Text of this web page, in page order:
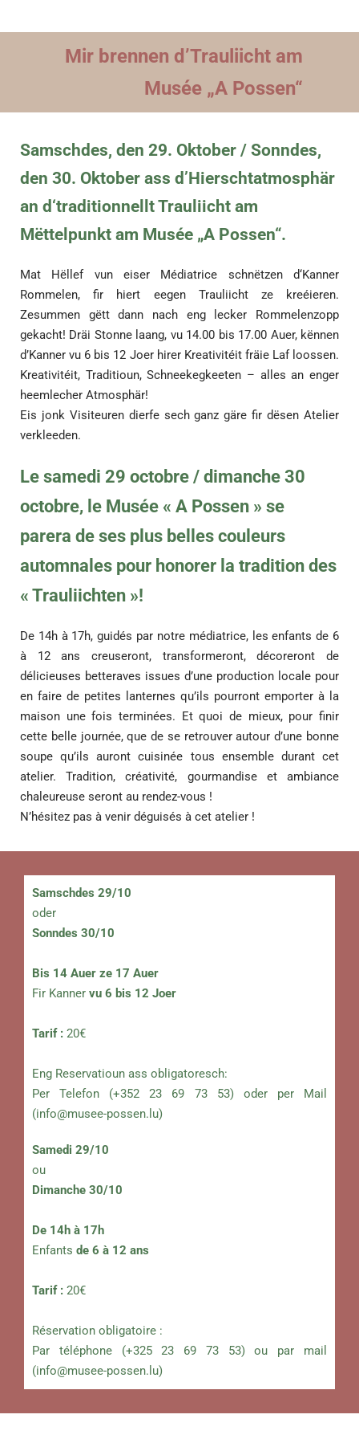
Mir brennen d’Trauliicht am
Musée „A Possen“
Samschdes, den 29. Oktober / Sonndes,
den 30. Oktober ass d’Hierschtatmosphär
an d‘traditionnellt Trauliicht am
Mëttelpunkt am Musée „A Possen“.
Mat Hëllef vun eiser Médiatrice schnëtzen d‘Kanner
Rommelen, fir hiert eegen Trauliicht ze kreéieren.
Zesummen gëtt dann nach eng lecker Rommelenzopp
gekacht! Dräi Stonne laang, vu 14.00 bis 17.00 Auer, kënnen
d’Kanner vu 6 bis 12 Joer hirer Kreativitéit fräie Laf loossen.
Kreativitéit, Traditioun, Schneekegkeeten – alles an enger
heemlecher Atmosphär!
Eis jonk Visiteuren dierfe sech ganz gäre fir dësen Atelier
verkleeden.
Le samedi 29 octobre / dimanche 30
octobre, le Musée « A Possen » se
parera de ses plus belles couleurs
automnales pour honorer la tradition des
« Trauliichten »!
De 14h à 17h, guidés par notre médiatrice, les enfants de 6
à 12 ans creuseront, transformeront, décoreront de
délicieuses betteraves issues d’une production locale pour
en faire de petites lanternes qu’ils pourront emporter à la
maison une fois terminées. Et quoi de mieux, pour finir
cette belle journée, que de se retrouver autour d’une bonne
soupe qu’ils auront cuisinée tous ensemble durant cet
atelier. Tradition, créativité, gourmandise et ambiance
chaleureuse seront au rendez-vous !
N’hésitez pas à venir déguisés à cet atelier !
Samschdes 29/10
oder
Sonndes 30/10
Bis 14 Auer ze 17 Auer
Fir Kanner vu 6 bis 12 Joer
Tarif : 20€
Eng Reservatioun ass obligatoresch:
Per Telefon (+352 23 69 73 53) oder per Mail
(info@musee-possen.lu)
Samedi 29/10
ou
Dimanche 30/10
De 14h à 17h
Enfants de 6 à 12 ans
Tarif : 20€
Réservation obligatoire :
Par téléphone (+325 23 69 73 53) ou par mail
(info@musee-possen.lu)